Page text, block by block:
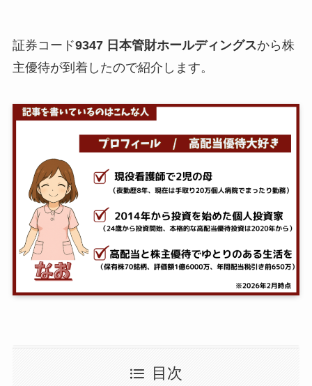
証券コード9347 日本管財ホールディングスから株
主優待が到着したので紹介します。
目次